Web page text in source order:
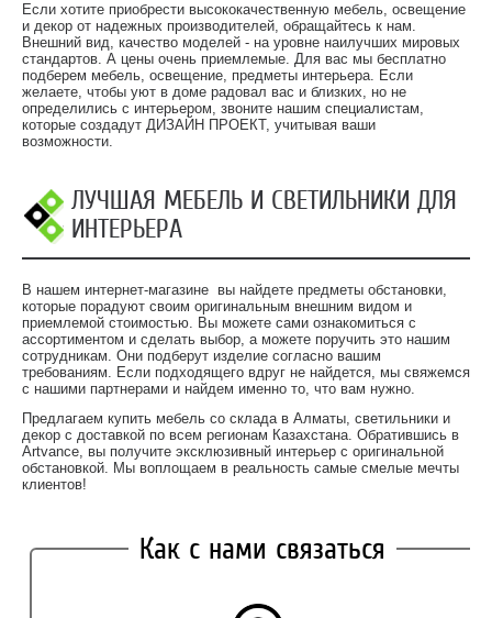
Если хотите приобрести высококачественную мебель, освещение
и декор от надежных производителей, обращайтесь к нам.
Внешний вид, качество моделей - на уровне наилучших мировых
стандартов. А цены очень приемлемые. Для вас мы бесплатно
подберем мебель, освещение, предметы интерьера. Если
желаете, чтобы уют в доме радовал вас и близких, но не
определились с интерьером, звоните нашим специалистам,
которые создадут ДИЗАЙН ПРОЕКТ, учитывая ваши
возможности.
ЛУЧШАЯ МЕБЕЛЬ И СВЕТИЛЬНИКИ ДЛЯ
ИНТЕРЬЕРА
В нашем интернет-магазине вы найдете предметы обстановки,
которые порадуют своим оригинальным внешним видом и
приемлемой стоимостью. Вы можете сами ознакомиться с
ассортиментом и сделать выбор, а можете поручить это нашим
сотрудникам. Они подберут изделие согласно вашим
требованиям. Если подходящего вдруг не найдется, мы свяжемся
с нашими партнерами и найдем именно то, что вам нужно.
Предлагаем купить мебель со склада в Алматы, светильники и
декор с доставкой по всем регионам Казахстана. Обратившись в
Artvance, вы получите эксклюзивный интерьер с оригинальной
обстановкой. Мы воплощаем в реальность самые смелые мечты
клиентов!
Как с нами связаться